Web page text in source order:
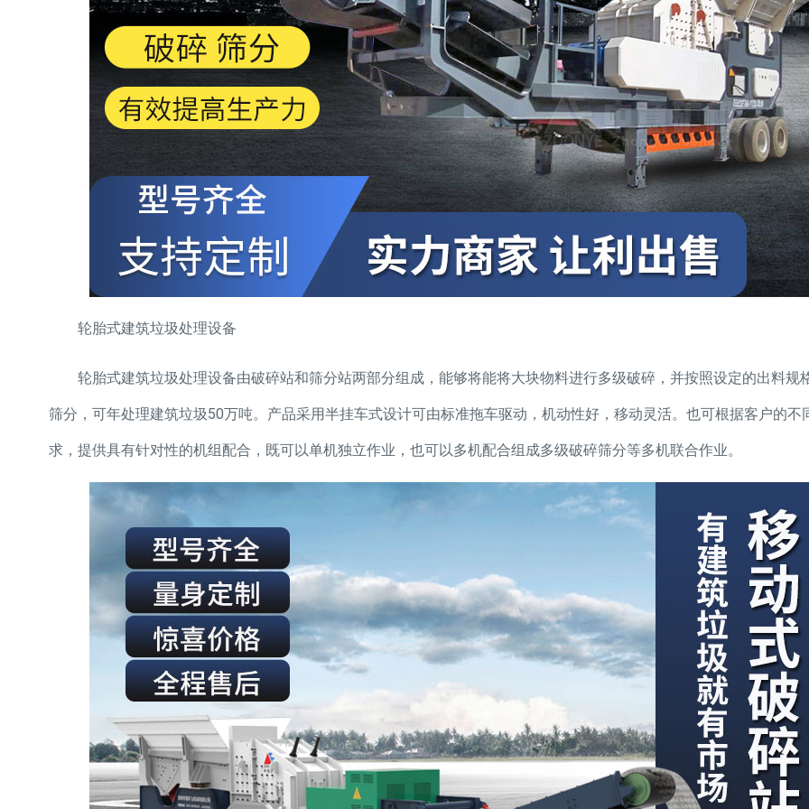
轮胎式建筑垃圾处理设备
轮胎式建筑垃圾处理设备由破碎站和筛分站两部分组成，能够将能将大块物料进行多级破碎，并按照设定的出料规
筛分，可年处理建筑垃圾50万吨。产品采用半挂车式设计可由标准拖车驱动，机动性好，移动灵活。也可根据客户的不
求，提供具有针对性的机组配合，既可以单机独立作业，也可以多机配合组成多级破碎筛分等多机联合作业。